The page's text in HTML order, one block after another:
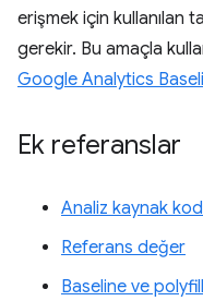
erişmek için kullanılan
gerekir. Bu amaçla
Google Analytics
Ek referanslar
Analiz kaynak
Referans değer
Baseline ve